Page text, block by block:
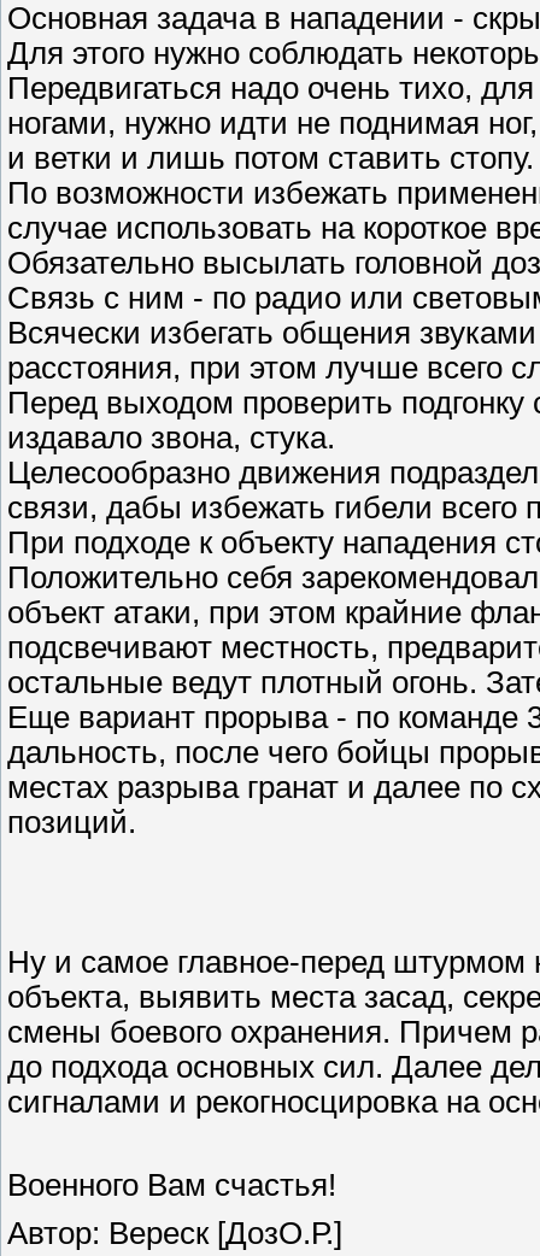
Основная задача в нападении -
Для этого нужно соблюдать
Передвигаться надо очень тихо,
ногами, нужно идти не поднимая
и ветки и лишь потом ставить стопу.
По возможности избежать
случае использовать на короткое
Обязательно высылать головной
Связь с ним - по радио или
Всячески избегать общения
расстояния, при этом лучше всего
Перед выходом проверить
издавало звона, стука.
Целесообразно движения
связи, дабы избежать гибели всего
При подходе к объекту нападения
Положительно себя
объект атаки, при этом крайние
подсвечивают местность,
остальные ведут плотный огонь.
Еще вариант прорыва - по команде
дальность, после чего бойцы
местах разрыва гранат и далее по
позиций.
Ну и самое главное-перед штурмом
объекта, выявить места засад,
смены боевого охранения. Причем
до подхода основных сил. Далее
сигналами и рекогносцировка на
Военного Вам счастья!
Автор: Вереск [ДозО.Р.]